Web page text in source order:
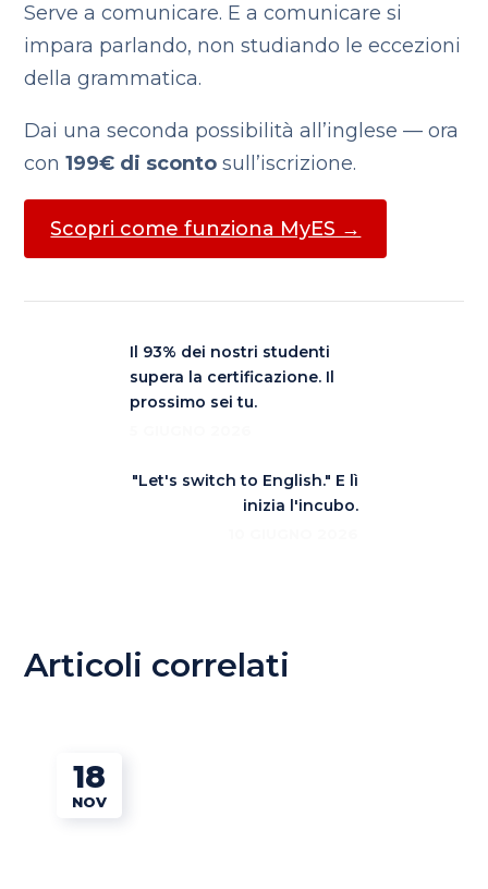
Serve a comunicare. E a comunicare si
impara parlando, non studiando le eccezioni
della grammatica.
Dai una seconda possibilità all’inglese — ora
con199€ di sconto sull’iscrizione.
Scopri come funziona MyES →
Il 93% dei nostri studenti
supera la certificazione. Il
prossimo sei tu.
"Let's switch to English." E lì
inizia l'incubo.
Articoli correlati
18
NOV